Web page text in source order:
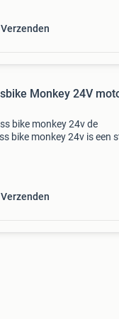
Monkey 24V
bike monkey 24v de
bike monkey 24v is een